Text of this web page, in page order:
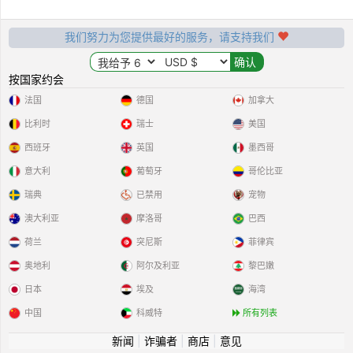
我们努力为您提供最好的服务，请支持我们
按国家约会
法国
比利时
西班牙
意大利
瑞典
德国
瑞士
英国
葡萄牙
已禁用
加拿大
美国
墨西哥
哥伦比亚
宠物
澳大利亚
荷兰
奥地利
日本
中国
摩洛哥
突尼斯
阿尔及利亚
埃及
科威特
巴西
菲律宾
黎巴嫩
海湾
所有列表
新闻 诈骗者| 商店| 意见